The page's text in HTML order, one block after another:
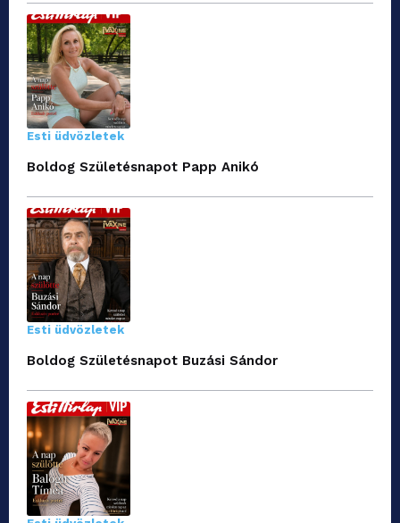
Esti üdvözletek
Boldog Születésnapot Papp Anikó
Esti üdvözletek
Boldog Születésnapot Buzási Sándor